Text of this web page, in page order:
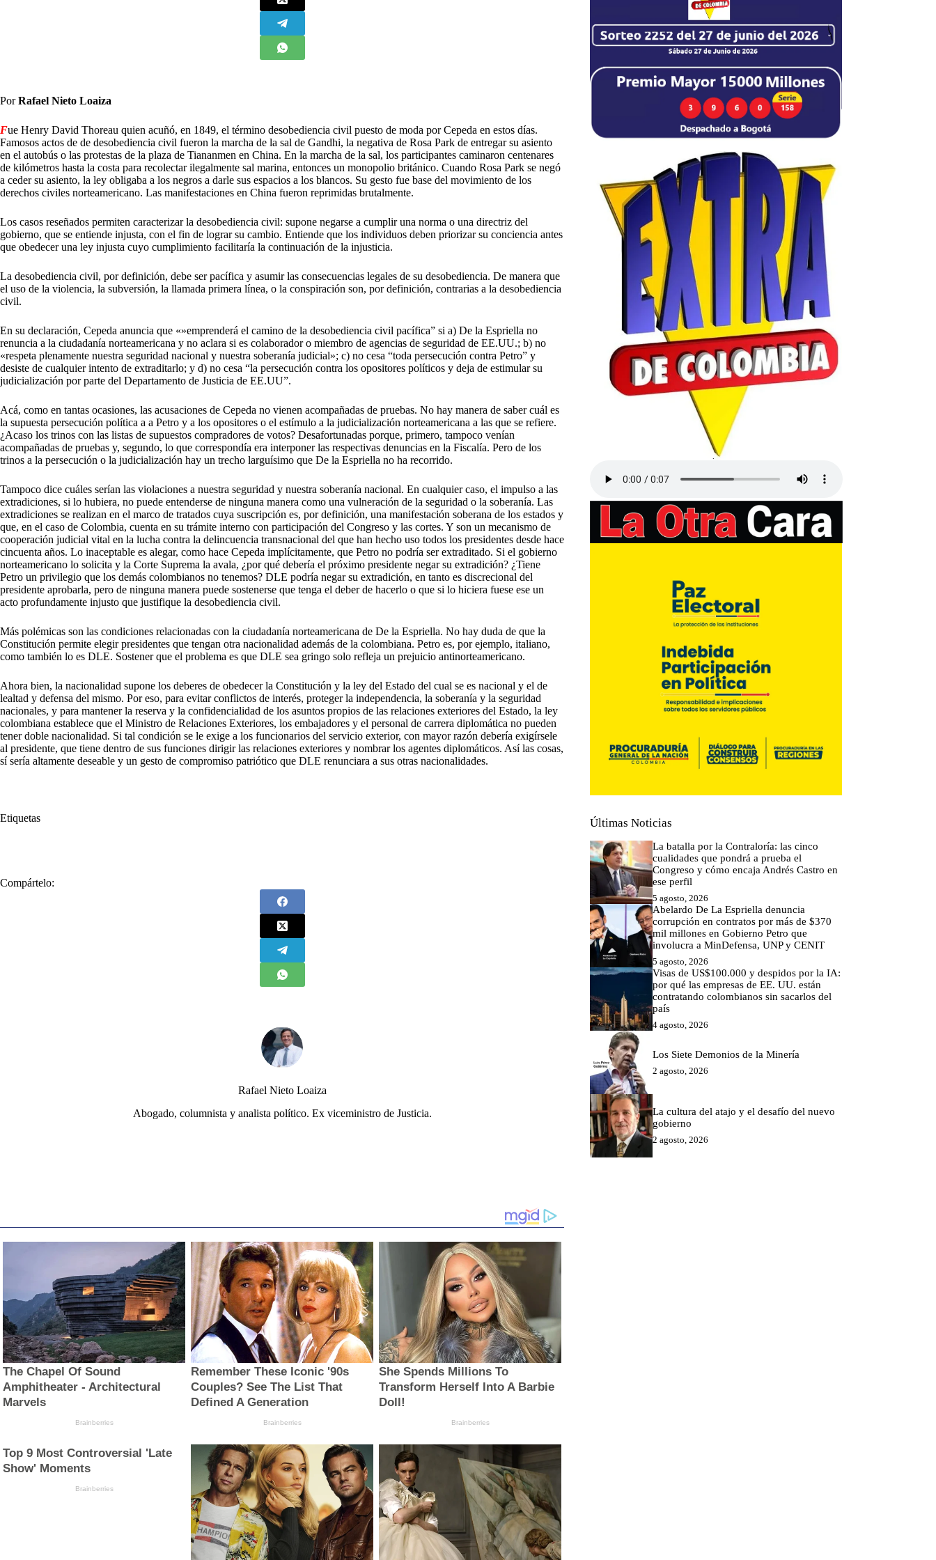
PorRafael Nieto Loaiza
Fue Henry David Thoreau quien acuñó, en 1849, el término desobediencia civil puesto de moda por Cepeda en estos días.
Famosos actos de de desobediencia civil fueron la marcha de la sal de Gandhi, la negativa de Rosa Park de entregar su asiento
en el autobús o las protestas de la plaza de Tiananmen en China. En la marcha de la sal, los participantes caminaron centenares
de kilómetros hasta la costa para recolectar ilegalmente sal marina, entonces un monopolio británico. Cuando Rosa Park se negó
a ceder su asiento, la ley obligaba a los negros a darle sus espacios a los blancos. Su gesto fue base del movimiento de los
derechos civiles norteamericano. Las manifestaciones en China fueron reprimidas brutalmente.
Los casos reseñados permiten caracterizar la desobediencia civil: supone negarse a cumplir una norma o una directriz del
gobierno, que se entiende injusta, con el fin de lograr su cambio. Entiende que los individuos deben priorizar su conciencia antes
que obedecer una ley injusta cuyo cumplimiento facilitaría la continuación de la injusticia.
La desobediencia civil, por definición, debe ser pacífica y asumir las consecuencias legales de su desobediencia. De manera que
el uso de la violencia, la subversión, la llamada primera línea, o la conspiración son, por definición, contrarias a la desobediencia
civil.
En su declaración, Cepeda anuncia que «»emprenderá el camino de la desobediencia civil pacífica” si a) De la Espriella no
renuncia a la ciudadanía norteamericana y no aclara si es colaborador o miembro de agencias de seguridad de EE.UU.; b) no
«respeta plenamente nuestra seguridad nacional y nuestra soberanía judicial»; c) no cesa “toda persecución contra Petro” y
desiste de cualquier intento de extraditarlo; y d) no cesa “la persecución contra los opositores políticos y deja de estimular su
judicialización por parte del Departamento de Justicia de EE.UU”.
Acá, como en tantas ocasiones, las acusaciones de Cepeda no vienen acompañadas de pruebas. No hay manera de saber cuál es
la supuesta persecución política a a Petro y a los opositores o el estímulo a la judicialización norteamericana a las que se refiere.
¿Acaso los trinos con las listas de supuestos compradores de votos? Desafortunadas porque, primero, tampoco venían
acompañadas de pruebas y, segundo, lo que correspondía era interponer las respectivas denuncias en la Fiscalía. Pero de los
trinos a la persecución o la judicialización hay un trecho larguísimo que De la Espriella no ha recorrido.
Tampoco dice cuáles serían las violaciones a nuestra seguridad y nuestra soberanía nacional. En cualquier caso, el impulso a las
extradiciones, si lo hubiera, no puede entenderse de ninguna manera como una vulneración de la seguridad o la soberanía. Las
extradiciones se realizan en el marco de tratados cuya suscripción es, por definición, una manifestación soberana de los estados y
que, en el caso de Colombia, cuenta en su trámite interno con participación del Congreso y las cortes. Y son un mecanismo de
cooperación judicial vital en la lucha contra la delincuencia transnacional del que han hecho uso todos los presidentes desde hace
cincuenta años. Lo inaceptable es alegar, como hace Cepeda implícitamente, que Petro no podría ser extraditado. Si el gobierno
norteamericano lo solicita y la Corte Suprema la avala, ¿por qué debería el próximo presidente negar su extradición? ¿Tiene
Petro un privilegio que los demás colombianos no tenemos? DLE podría negar su extradición, en tanto es discrecional del
presidente aprobarla, pero de ninguna manera puede sostenerse que tenga el deber de hacerlo o que si lo hiciera fuese ese un
acto profundamente injusto que justifique la desobediencia civil.
Más polémicas son las condiciones relacionadas con la ciudadanía norteamericana de De la Espriella. No hay duda de que la
Constitución permite elegir presidentes que tengan otra nacionalidad además de la colombiana. Petro es, por ejemplo, italiano,
como también lo es DLE. Sostener que el problema es que DLE sea gringo solo refleja un prejuicio antinorteamericano.
Ahora bien, la nacionalidad supone los deberes de obedecer la Constitución y la ley del Estado del cual se es nacional y el de
lealtad y defensa del mismo. Por eso, para evitar conflictos de interés, proteger la independencia, la soberanía y la seguridad
nacionales, y para mantener la reserva y la confidencialidad de los asuntos propios de las relaciones exteriores del Estado, la ley
colombiana establece que el Ministro de Relaciones Exteriores, los embajadores y el personal de carrera diplomática no pueden
tener doble nacionalidad. Si tal condición se le exige a los funcionarios del servicio exterior, con mayor razón debería exigírsele
al presidente, que tiene dentro de sus funciones dirigir las relaciones exteriores y nombrar los agentes diplomáticos. Así las cosas,
sí sería altamente deseable y un gesto de compromiso patriótico que DLE renunciara a sus otras nacionalidades.
Etiquetas
Compártelo:
Rafael Nieto Loaiza
Abogado, columnista y analista político. Ex viceministro de Justicia.
Últimas Noticias
La batalla por la Contraloría: las cinco
cualidades que pondrá a prueba el
Congreso y cómo encaja Andrés Castro en
ese perfil
5 agosto, 2026
Abelardo De La Espriella denuncia
corrupción en contratos por más de $370
mil millones en Gobierno Petro que
involucra a MinDefensa, UNP y CENIT
5 agosto, 2026
Visas de US$100.000 y despidos por la IA:
por qué las empresas de EE. UU. están
contratando colombianos sin sacarlos del
país
4 agosto, 2026
Los Siete Demonios de la Minería
2 agosto, 2026
La cultura del atajo y el desafío del nuevo
gobierno
2 agosto, 2026